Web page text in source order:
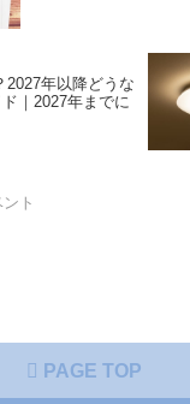
2027年以降どうな
｜2027年までに
ト
PAGE TOP